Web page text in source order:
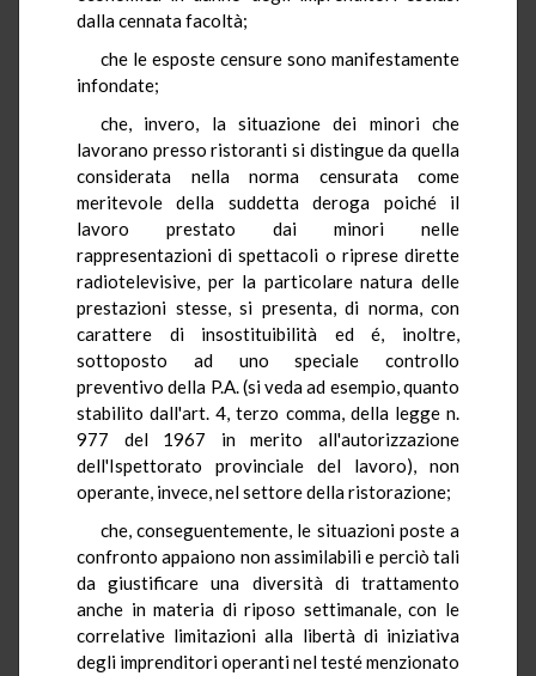
dalla cennata facoltà;
che le esposte censure sono manifestamente
infondate;
che, invero, la situazione dei minori che
lavorano presso ristoranti si distingue da quella
considerata nella norma censurata come
meritevole della suddetta deroga poiché il
lavoro prestato dai minori nelle
rappresentazioni di spettacoli o riprese dirette
radiotelevisive, per la particolare natura delle
prestazioni stesse, si presenta, di norma, con
carattere di insostituibilità ed é, inoltre,
sottoposto ad uno speciale controllo
preventivo della P.A. (si veda ad esempio, quanto
stabilito dall'art. 4, terzo comma, della legge n.
977 del 1967 in merito all'autorizzazione
dell'Ispettorato provinciale del lavoro), non
operante, invece, nel settore della ristorazione;
che, conseguentemente, le situazioni poste a
confronto appaiono non assimilabili e perciò tali
da giustificare una diversità di trattamento
anche in materia di riposo settimanale, con le
correlative limitazioni alla libertà di iniziativa
degli imprenditori operanti nel testé menzionato